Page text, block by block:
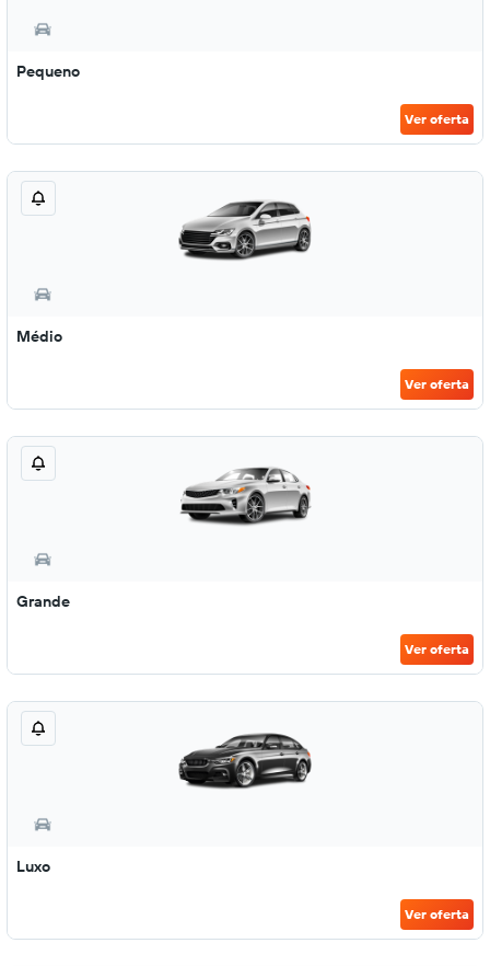
Pequeno
Ver oferta
Médio
Ver oferta
Grande
Ver oferta
Luxo
Ver oferta